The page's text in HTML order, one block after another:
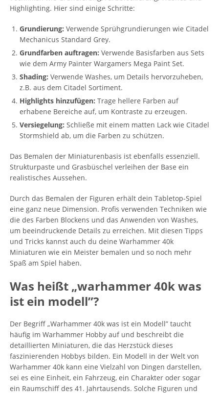
Highlighting. Hier sind einige Schritte:
Grundierung: Verwende Sprühgrundierungen wie Citadel
Mechanicus Standard Grey.
Grundfarben auftragen: Verwende Basisfarben aus Sets
wie dem Army Painter Wargamers Mega Paint Set.
Shading: Verwende Washes, um Details hervorzuheben,
z.B. aus dem Citadel Sortiment.
Highlights hinzufügen: Trage hellere Farben auf
erhabene Bereiche auf, um Kontraste zu erzeugen.
Versiegelung: Schließe mit einem matten Lack wie Citadel
Stormshield ab, um die Farben zu schützen.
Das Bemalen der Miniaturenbasis ist ebenfalls essenziell.
Strukturpaste und Grasbüschel verleihen der Base ein
realistisches Aussehen.
Durch das Bemalen der Figuren erhält dein Tabletop-Spiel
eine ganz neue Dimension. Profis verwenden Techniken wie
die des Farben Blockens und das Anwenden von Washes,
um beeindruckende Details zu erreichen. Mit diesen Tipps
und Tricks kannst auch du deine Warhammer 40k
Miniaturen wie ein Meister bemalen und so noch mehr
Spaß am Spiel haben.
Was heißt „warhammer 40k was
ist ein modell”?
Der Begriff „Warhammer 40k was ist ein Modell” taucht
häufig im Warhammer Hobby auf und beschreibt die
detaillierten Miniaturen, die das Herzstück dieses
faszinierenden Hobbys bilden. Ein Modell in der Welt von
Warhammer 40k kann eine Vielzahl von Dingen darstellen,
sei es eine Einheit, ein Fahrzeug, ein Charakter oder sogar
ein Raumschiff des 41. Jahrtausends. Solche Figuren und